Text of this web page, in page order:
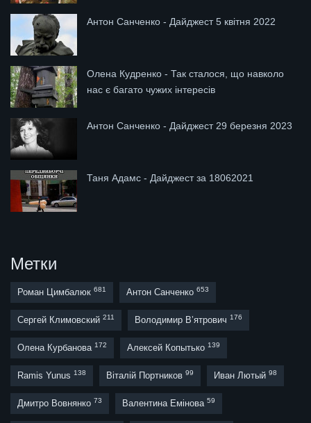
Антон Санченко - Дайджест 5 квітня 2022
Олена Кудренко - Так сталося, що навколо
нас є багато чужих інтересів
Антон Санченко - Дайджест 29 березня 2023
Таня Адамс - Дайджест за 18062021
Метки
Роман Цимбалюк 681 Антон Санченко 653
Сергей Климовский 211 Володимир В’ятрович 176
Олена Курбанова 172 Алексей Копытько 139
Ramis Yunus 138 Віталій Портников 99 Иван Лютый 98
Дмитро Вовнянко 73 Валентина Емінова 59